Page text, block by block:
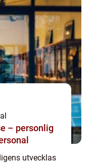
– personlig
utvecklas